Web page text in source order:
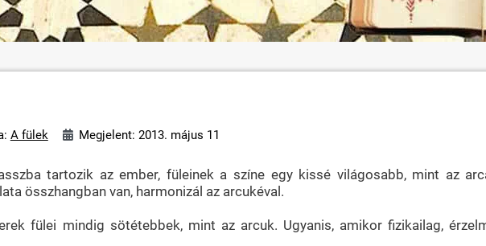
A fülek Megjelent: 2013. május 11
tartozik az ember, füleinek a színe egy kissé világosabb, mint az
összhangban van, harmonizál az arcukéval.
fülei mindig sötétebbek, mint az arcuk. Ugyanis, amikor fizikailag,